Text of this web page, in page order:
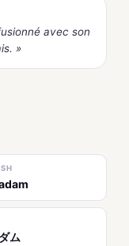
avec son
»
ム